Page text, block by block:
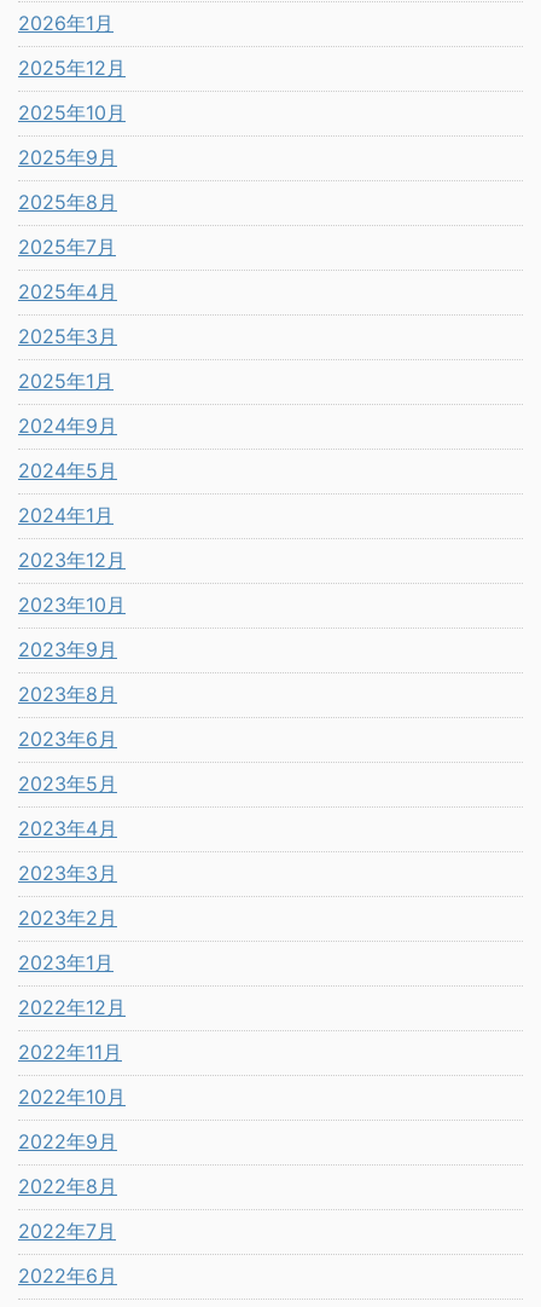
2026年1月
2025年12月
2025年10月
2025年9月
2025年8月
2025年7月
2025年4月
2025年3月
2025年1月
2024年9月
2024年5月
2024年1月
2023年12月
2023年10月
2023年9月
2023年8月
2023年6月
2023年5月
2023年4月
2023年3月
2023年2月
2023年1月
2022年12月
2022年11月
2022年10月
2022年9月
2022年8月
2022年7月
2022年6月